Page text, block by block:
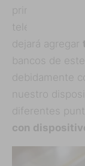
primeramente
teléfono por
dejará agregar
bancos de
debidamente
nuestro
diferentes
con